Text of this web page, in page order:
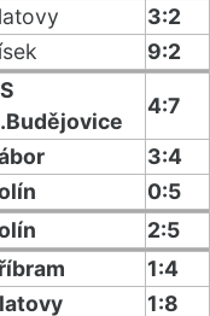
3:2
9:2
4:7
3:4
0:5
2:5
1:4
1:8